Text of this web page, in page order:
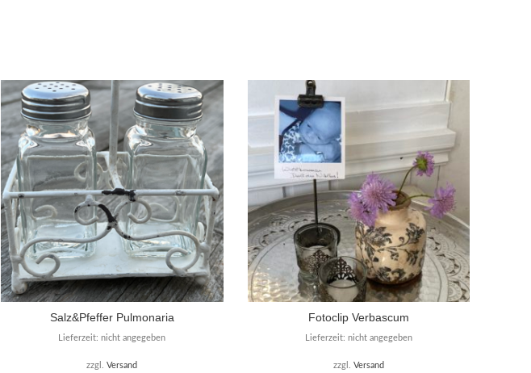
Salz&Pfeffer Pulmonaria
zzgl.Versand
Lieferzeit: nicht angegeben
Fotoclip Verbascum
zzgl. Versand
Lieferzeit: nicht angegeben